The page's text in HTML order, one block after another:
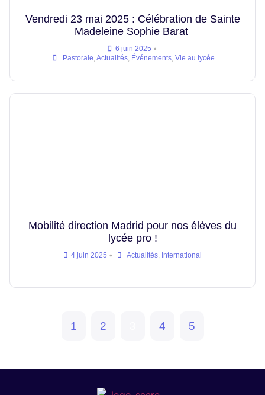
Vendredi 23 mai 2025 : Célébration de Sainte
Madeleine Sophie Barat
6 juin 2025 •
Pastorale, Actualités, Événements, Vie au lycée
Mobilité direction Madrid pour nos élèves du
lycée pro !
4 juin 2025 • Actualités, International
1 2 4 5